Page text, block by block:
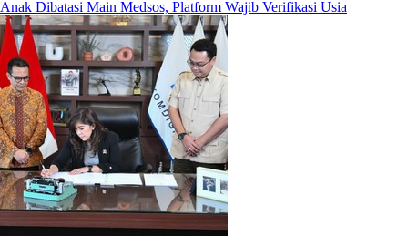
Anak Dibatasi Main Medsos, Platform Wajib Verifikasi Usia